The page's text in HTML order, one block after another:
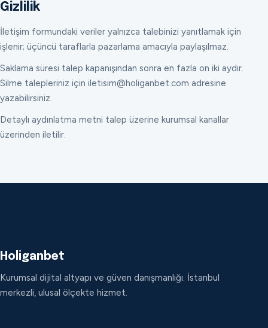
Gizlilik
İletişim formundaki veriler yalnızca talebinizi yanıtlamak için
işlenir; üçüncü taraflarla pazarlama amacıyla paylaşılmaz.
Saklama süresi talep kapanışından sonra en fazla on iki aydır.
Silme talepleriniz için iletisim@holiganbet.com adresine
yazabilirsiniz.
Detaylı aydınlatma metni talep üzerine kurumsal kanallar
üzerinden iletilir.
Holiganbet
Kurumsal dijital altyapı ve güven danışmanlığı. İstanbul
merkezli, ulusal ölçekte hizmet.